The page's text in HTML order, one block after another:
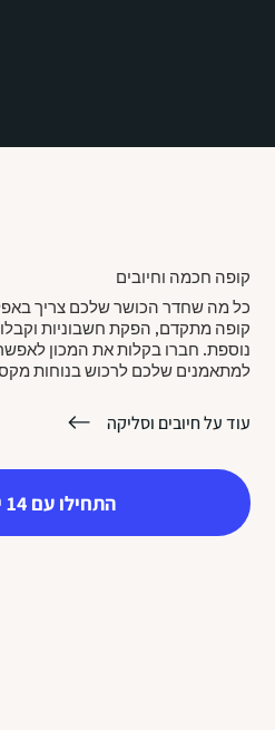
קופה חכמה וחיובים
כל מה שחדר הכושר שלכם צריך
קופה מתקדם, הפקת חשבוניות
נוספת. חברו בקלות את המכון
למתאמנים שלכם לרכוש בנוחות
התחילו עם 14 ימי ניסיון
עוד על חיובים וסליקה